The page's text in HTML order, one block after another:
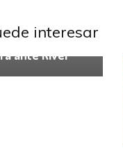
interesar
Córdoba pone
ante River